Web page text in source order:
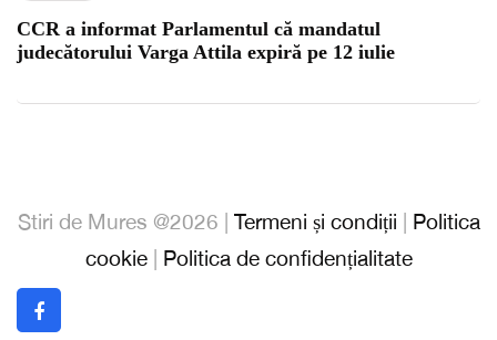
CCR a informat Parlamentul că mandatul
judecătorului Varga Attila expiră pe 12 iulie
Stiri de Mures @2026 | Termeni și condiții
Politica
cookie| Politica de confidențialitate